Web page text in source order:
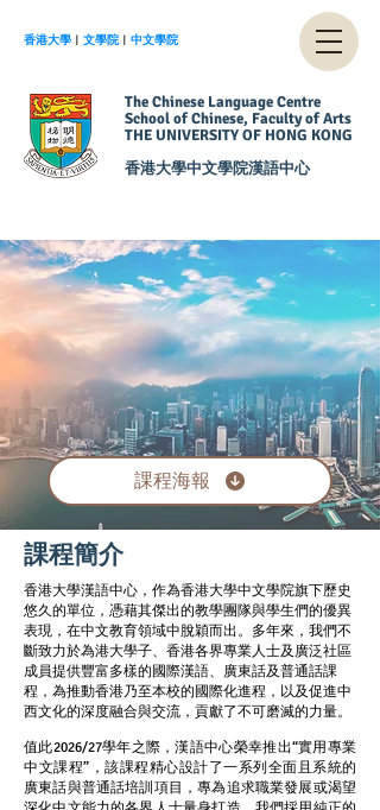
香港大學 ︱ 文學院 ︱ 中文學院
The Chinese Language Centre
School of Chinese, Faculty of Arts
THE UNIVERSITY OF HONG KONG
香港大學中文學院漢語中心
課程海報
課程簡介
​​香港大學漢語中心，作為香港大學中文學院旗下歷史
悠久的單位，憑藉其傑出的教學團隊與學生們的優異
表現，在中文教育領域中脫穎而出。多年來，我們不
斷致力於為港大學子、香港各界專業人士及廣泛社區
成員提供豐富多樣的國際漢語、廣東話及普通話課
程，為推動香港乃至本校的國際化進程，以及促進中
西文化的深度融合與交流，貢獻了不可磨滅的力量。
值此2026/27學年之際，漢語中心榮幸推出“實用專業
中文課程”，該課程精心設計了一系列全面且系統的
廣東話與普通話培訓項目，專為追求職業發展或渴望